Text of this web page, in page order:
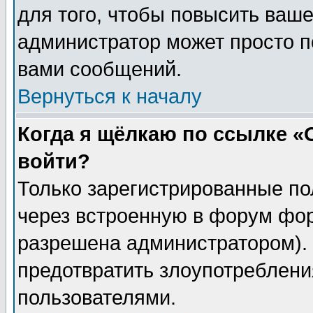
для того, чтобы повысить
администратор может просто
вами сообщений.
Вернуться к началу
Когда я щёлкаю по ссылке
войти?
Только зарегистрированные
через встроенную в форум
разрешена
предотвратить
пользователями.